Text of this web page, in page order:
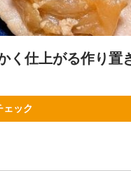
く仕上がる作り置
ェック